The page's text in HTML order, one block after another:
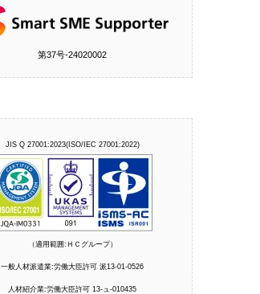
第37号‐24020002
JIS Q 27001:2023(ISO/IEC 27001:2022)
（適用範囲:ＨＣグループ）
一般人材派遣業:労働大臣許可 派13-01-0526
人材紹介業:労働大臣許可 13-ュ-010435